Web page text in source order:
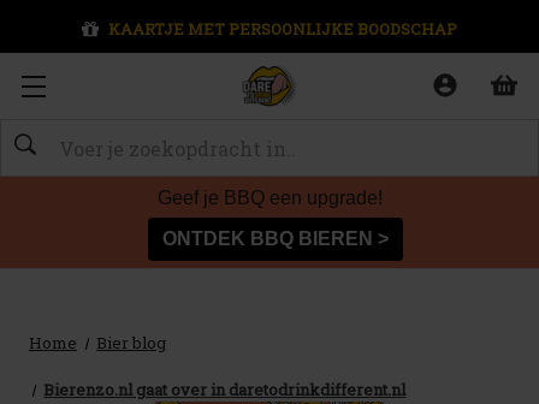
KAARTJE MET PERSOONLIJKE BOODSCHAP
Zoeken
Geef je BBQ een upgrade!
ONTDEK BBQ BIEREN >
Home Bier blog
Bierenzo.nl gaat over in daretodrinkdifferent.nl